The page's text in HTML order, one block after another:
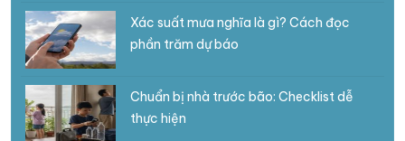
Xác suất mưa nghĩa là gì? Cách đọc
phần trăm dự báo
Chuẩn bị nhà trước bão: Checklist dễ
thực hiện